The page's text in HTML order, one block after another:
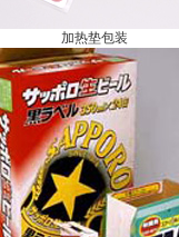
加热垫包装